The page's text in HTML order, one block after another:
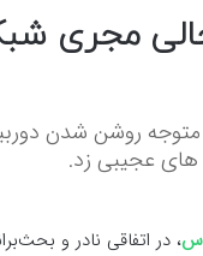
مجری
روشن شدن
عجیبی زد.
، در اتفاقی نادر و